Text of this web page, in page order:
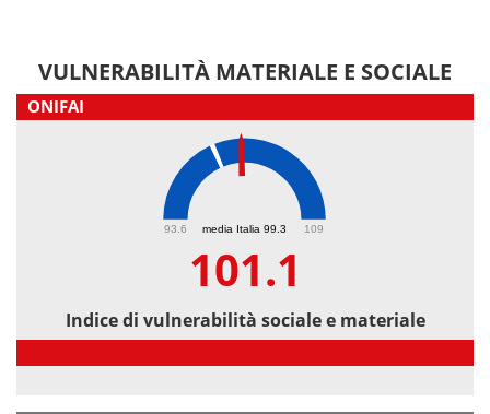
VULNERABILITÀ MATERIALE E SOCIALE
ONIFAI
media Italia 99.3
93.6 109
101.1
Indice di vulnerabilità sociale e materiale